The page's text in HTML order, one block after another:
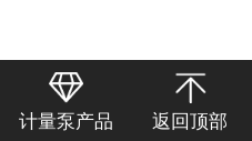
计量泵产品 返回顶部